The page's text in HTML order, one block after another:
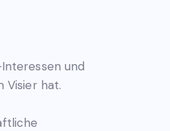
und
Visier hat.